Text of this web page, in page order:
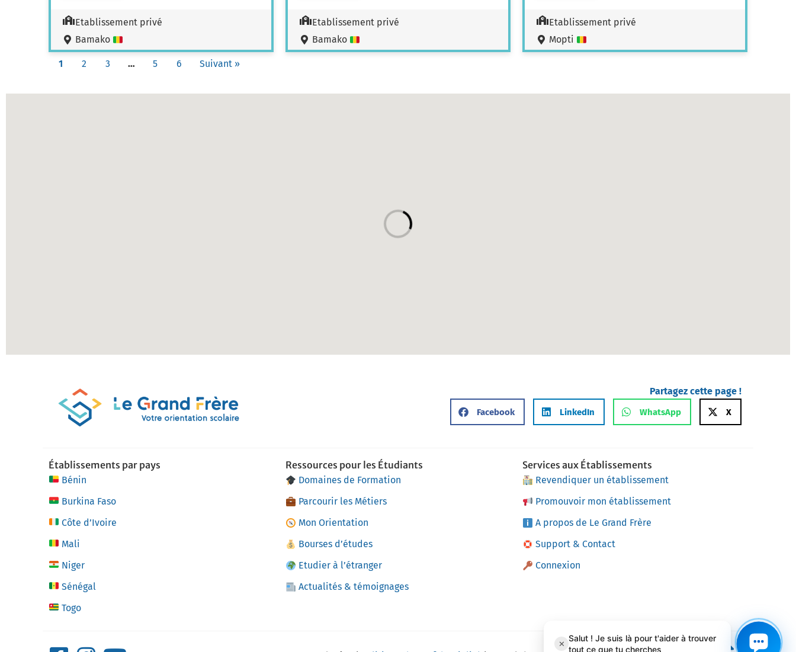
Etablissement privé
Bamako
Etablissement privé
Bamako
Etablissement privé
Mopti
1 2 3 … 5 6 Suivant »
Partagez cette page !
Facebook LinkedIn WhatsApp X
Établissements par pays
Bénin
Burkina Faso
Côte d’Ivoire
Mali
Niger
Sénégal
Togo
Ressources pour les Étudiants
Domaines de Formation
Parcourir les Métiers
Mon Orientation
Bourses d’études
Etudier à l’étranger
Actualités & témoignages
Services aux Établissements
Revendiquer un établissement
Promouvoir mon établissement
A propos de Le Grand Frère
Support & Contact
Connexion